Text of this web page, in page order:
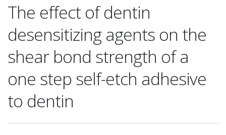
The effect of dentin
desensitizing agents on the
shear bond strength of a
one step self-etch adhesive
to dentin